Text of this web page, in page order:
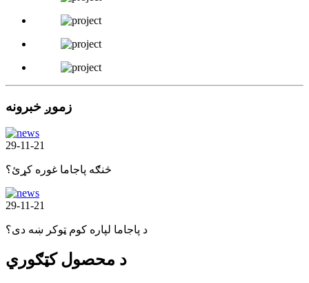
زموږ خبرونه
29-11-21
څنګه پاجاما غوره کړئ؟
29-11-21
د پاجاما لپاره کوم ټوکر ښه دی؟
د محصول کټګوري